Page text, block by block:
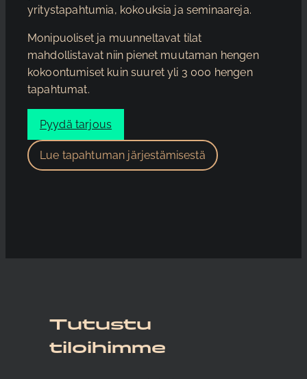
yritystapahtumia, kokouksia ja seminaareja.
Monipuoliset ja muunneltavat tilat
mahdollistavat niin pienet muutaman hengen
kokoontumiset kuin suuret yli 3 000 hengen
tapahtumat.
Pyydä tarjous
Lue tapahtuman järjestämisestä
Tutustu
tiloihimme